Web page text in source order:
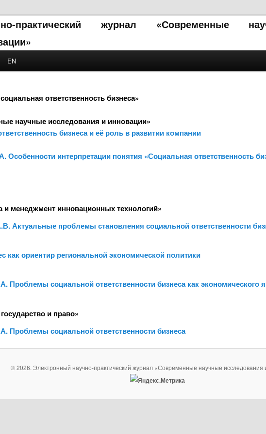
практический журнал «Современные
EN
ответственность бизнеса»
научные исследования и инновации»
бизнеса и её роль в развитии компании
Особенности интерпретации понятия «Социальная ответственность
и менеджмент инновационных технологий»
Актуальные проблемы становления социальной ответственности
как ориентир региональной экономической политики
социальной ответственности бизнеса как экономического
и право»
Проблемы социальной ответственности бизнеса
© 2026. Электронный научно-практический журнал «Современные научные исследования